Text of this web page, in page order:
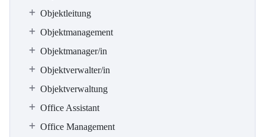
Objektleitung
Objektmanagement
Objektmanager/in
Objektverwalter/in
Objektverwaltung
Office Assistant
Office Management